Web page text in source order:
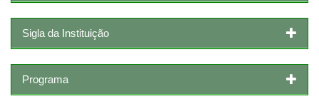
Sigla da Instituição
Programa